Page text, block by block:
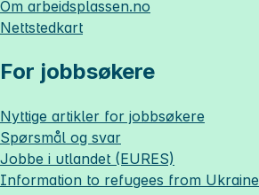
Om arbeidsplassen.no
Nettstedkart
For jobbsøkere
Nyttige artikler for jobbsøkere
Spørsmål og svar
Jobbe i utlandet (EURES)
Information to refugees from Ukraine